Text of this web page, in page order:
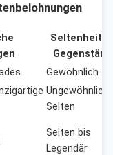
Seltenheit
Gewöhnlich
Ungewöhnlich
Selten
Selten bis
Legendär